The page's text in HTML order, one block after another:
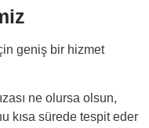
geniş bir hizmet
ne olursa olsun,
kısa sürede tespit eder